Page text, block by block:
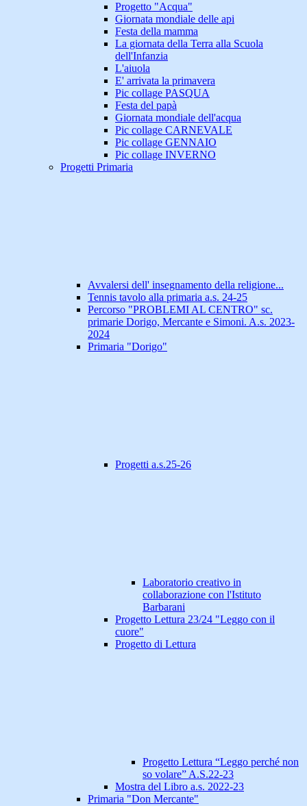
Progetto "Acqua"
Giornata mondiale delle api
Festa della mamma
La giornata della Terra alla Scuola
dell'Infanzia
L'aiuola
E' arrivata la primavera
Pic collage PASQUA
Festa del papà
Giornata mondiale dell'acqua
Pic collage CARNEVALE
Pic collage GENNAIO
Pic collage INVERNO
Progetti Primaria
Avvalersi dell' insegnamento della religione...
Tennis tavolo alla primaria a.s. 24-25
Percorso "PROBLEMI AL CENTRO" sc.
primarie Dorigo, Mercante e Simoni. A.s. 2023-
2024
Primaria "Dorigo"
Progetti a.s.25-26
Laboratorio creativo in
collaborazione con l'Istituto
Barbarani
Progetto Lettura 23/24 "Leggo con il
cuore"
Progetto di Lettura
Progetto Lettura “Leggo perché non
so volare” A.S.22-23
Mostra del Libro a.s. 2022-23
Primaria "Don Mercante"